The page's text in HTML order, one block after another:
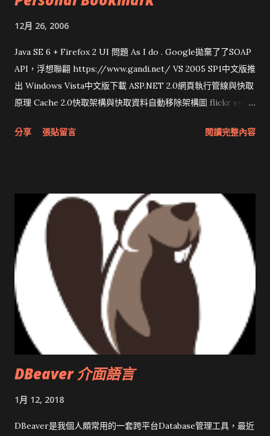
12月 26, 2006
Java SE 6 + Firefox 2 UI 問題 As I do . Google拋棄了了SOAP
API，浮想聯翩 https://www.gandi.net/ VS 2005 SP1中文版推
出 Windows Vista中文版下載 ASP.NET 2.0網頁執行管線與快取
原理 Cache 2.0快取架構與快取資料自動移除架構圖 flickr sync
圖治推動改革 Wait and see 國內某SOC疑遭駭客入侵 大砲開講
分享 張貼留言 閱讀完整內容
DBeaver 介面語言
1月 12, 2018
DBeaver是我個人頗常用的一套跨平台Database管理工具，最近